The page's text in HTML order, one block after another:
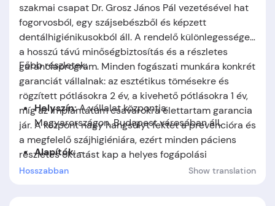
szakmai csapat Dr. Grosz János Pál vezetésével hat
fogorvosból, egy szájsebészből és képzett
dentálhigiénikusokból áll. A rendelő különlegessége
a hosszú távú minőségbiztosítás és a részletes
garanciaprogram. Minden fogászati munkára konkrét
garanciát vállalnak: az esztétikus tömésekre és
rögzített pótlásokra 2 év, a kivehető pótlásokra 1 év,
míg az implantátum csavarokra élettartam garancia
jár. A központ nagy hangsúlyt fektet a prevencióra és
a megfelelő szájhigiéniára, ezért minden páciens
részletes oktatást kap a helyes fogápolási
technikákról. A félévenkénti ingyenes
Főbb részletek:
Helyszín:A vállalat központja
Magyarországon,Budapest városában áll.
Alapítók: -
Hosszabban Show translation